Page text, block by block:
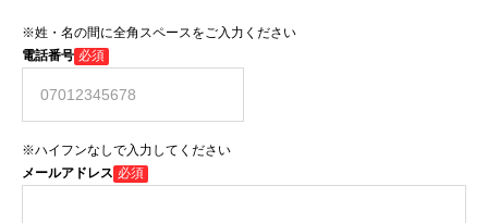
※姓・名の間に全角スペースをご入力ください
電話番号 必須
※ハイフンなしで入力してください
メールアドレス 必須